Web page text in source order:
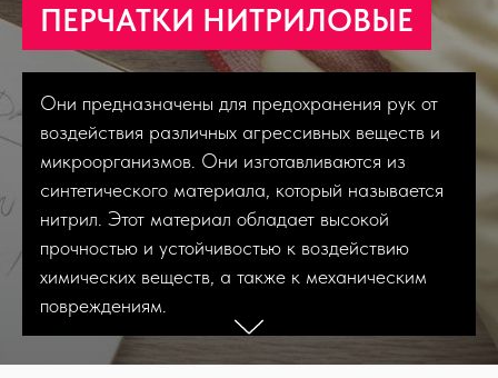
ПЕРЧАТКИ НИТРИЛОВЫЕ
Они предназначены для предохранения рук от
воздействия различных агрессивных веществ и
микроорганизмов. Они изготавливаются из
синтетического материала, который называется
нитрил. Этот материал обладает высокой
прочностью и устойчивостью к воздействию
химических веществ, а также к механическим
повреждениям.